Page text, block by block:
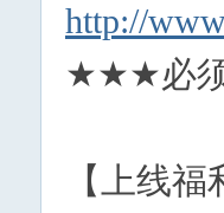
http://
★★★必
【上线福